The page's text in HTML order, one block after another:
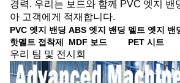
경력. 우리는 보드와 함께 PVC 엣지 밴
아 고객에게 적재합니다.
PVC 엣지 밴딩 ABS 엣지 밴딩 멜트 엣지 밴
핫멜트 접착제
MDF 보드 PET 시트
우리 팀 및 전시회